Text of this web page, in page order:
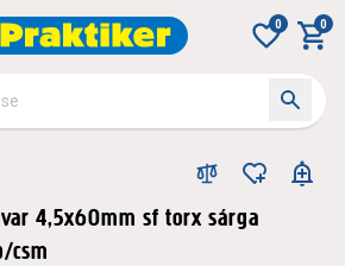
0 0
4,5x60mm sf torx sárga
csm